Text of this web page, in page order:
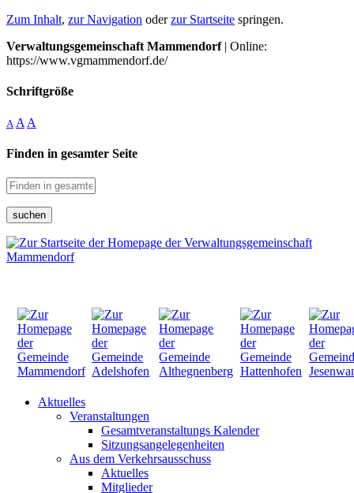
Zum Inhalt, zur Navigation oderzur Startseite springen.
Verwaltungsgemeinschaft Mammendorf| Online:
https://www.vgmammendorf.de/
Schriftgröße
A A A
Finden in gesamter Seite
suchen
Aktuelles
Veranstaltungen
Gesamtveranstaltungs Kalender
Sitzungsangelegenheiten
Aus dem Verkehrsausschuss
Aktuelles
Mitglieder